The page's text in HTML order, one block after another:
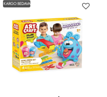
KARGO BEDAVA